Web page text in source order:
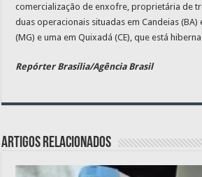
comercialização de enxofre, proprietária de
duas operacionais situadas em Candeias (BA)
(MG) e uma em Quixadá (CE), que está
Repórter Brasília/Agência Brasil
Artigos relacionados